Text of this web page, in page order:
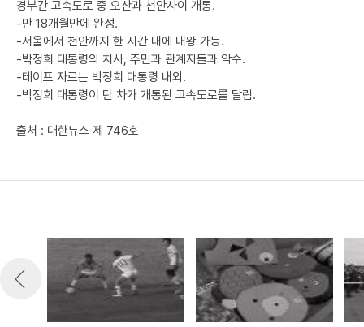
경부간 고속도로 중 오산과 천안사이 개통.
-만 18개월만에 완성.
-서울에서 천안까지 한 시간 내에 내왕 가능.
-박정희 대통령의 치사, 주민과 관계자들과 악수.
-테이프 자르는 박정희 대통령 내외.
-박정희 대통령이 탄 차가 개통된 고속도로를 달림.
출처 : 대한뉴스 제 746호